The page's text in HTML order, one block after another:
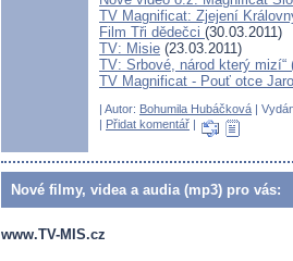
TV Magnificat: Zjejení
Film Tři dědečci (30.03.2011)
TV: Misie (23.03.2011)
TV: Srbové, národ který mizí“
TV Magnificat - Pouť otce
| Autor: Bohumila Hubáčková |
| Přidat komentář |
Nové filmy, videa a audia (mp3) pro vás:
www.TV-MIS.cz